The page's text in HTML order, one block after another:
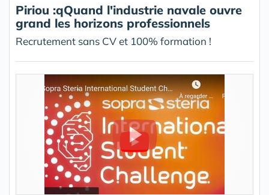
Piriou :qQuand l'industrie navale ouvre
grand les horizons professionnels
Recrutement sans CV et 100% formation !